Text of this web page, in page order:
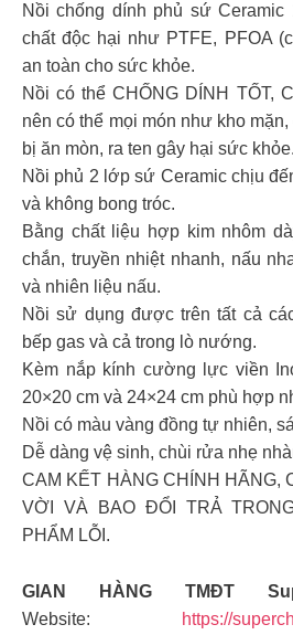
Nồi chống dính phủ sứ Ceramic
chất độc hại như PTFE, PFOA
an toàn cho sức khỏe.
Nồi có thể CHỐNG DÍNH TỐT,
nên có thể mọi món như kho
bị ăn mòn, ra ten gây hại sức khỏe.
Nồi phủ 2 lớp sứ Ceramic chịu
và không bong tróc.
Bằng chất liệu hợp kim nhôm
chắn, truyền nhiệt nhanh, nấu
và nhiên liệu nấu.
Nồi sử dụng được trên tất cả
bếp gas và cả trong lò nướng.
Kèm nắp kính cường lực viền
20×20 cm và 24×24 cm phù hợp
Nồi có màu vàng đồng tự nhiên,
Dễ dàng vệ sinh, chùi rửa nhẹ
CAM KẾT HÀNG CHÍNH HÃNG,
VỜI VÀ BAO ĐỔI TRẢ
PHẨM LỖI.
GIAN HÀNG TMĐT
Website:
https://